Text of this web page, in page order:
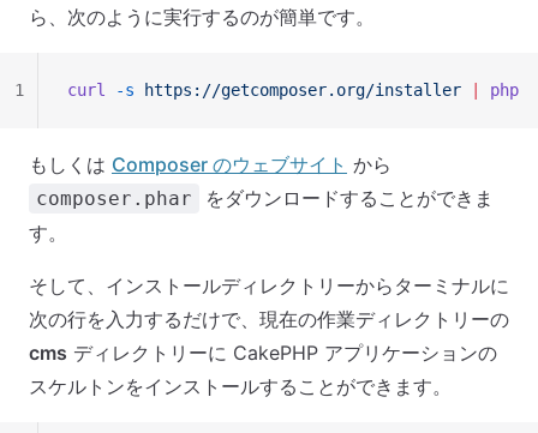
ら、次のように実行するのが簡単です。
curl -s https://getcomposer.org/installer php
1
もしくは Composer のウェブサイト から
composer.phar
をダウンロードすることができま
す。
そして、インストールディレクトリーからターミナルに
次の行を入力するだけで、現在の作業ディレクトリーの
cms ディレクトリーに CakePHP アプリケーションの
スケルトンをインストールすることができます。